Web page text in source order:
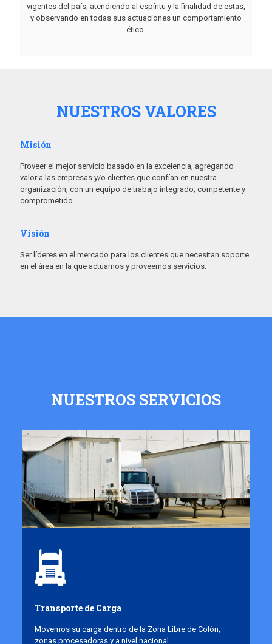
vigentes del país, atendiendo al espíritu y la finalidad de estas,
y observando en todas sus actuaciones un comportamiento
ético.
NUESTROS VALORES
Misión
Proveer el mejor servicio basado en la excelencia, agregando
valor a las empresas y/o clientes que confían en nuestra
organización, con un equipo de trabajo integrado, competente y
comprometido.
Visión
Ser líderes en el mercado para los clientes que necesitan soporte
en el área en la que actuamos y proveemos servicios.
NUESTROS SERVICIOS
Transporte de Carga
Movemos su carga dentro de la Zona Libre de Colón,
zonas procesadoras y a nivel nacional.